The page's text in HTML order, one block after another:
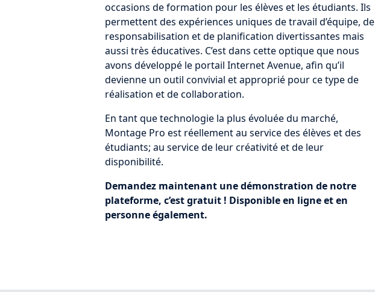
occasions de formation pour les élèves et les étudiants. Ils
permettent des expériences uniques de travail d’équipe, de
responsabilisation et de planification divertissantes mais
aussi très éducatives. C’est dans cette optique que nous
avons développé le portail Internet Avenue, afin qu’il
devienne un outil convivial et approprié pour ce type de
réalisation et de collaboration.
En tant que technologie la plus évoluée du marché,
Montage Pro est réellement au service des élèves et des
étudiants; au service de leur créativité et de leur
disponibilité.
Demandez maintenant une démonstration de notre
plateforme, c’est gratuit ! Disponible en ligne et en
personne également.